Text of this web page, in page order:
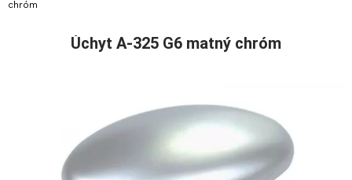
chróm
Úchyt A-325 G6 matný chróm